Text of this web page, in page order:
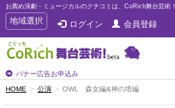
お薦め演劇・ミュージカルのクチコミは、CoRich舞台芸術！
T
o
g
g
e
n
a
地域選択 ログイン 会員登録
バナー広告お申込み
HOME 公演 OWL 森女編&神の塔編